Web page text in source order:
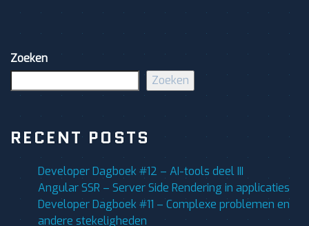
Zoeken
Zoeken
RECENT POSTS
Developer Dagboek #12 – AI-tools deel III
Angular SSR – Server Side Rendering in applicaties
Developer Dagboek #11 – Complexe problemen en
andere stekeligheden